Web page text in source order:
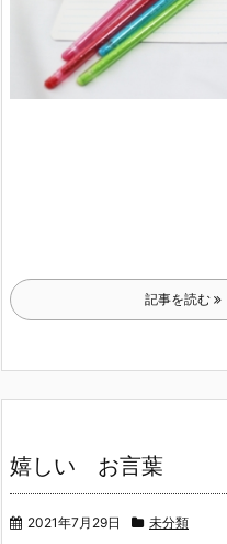
記事を読む
嬉しい お言葉
2021年7月29日 未分類